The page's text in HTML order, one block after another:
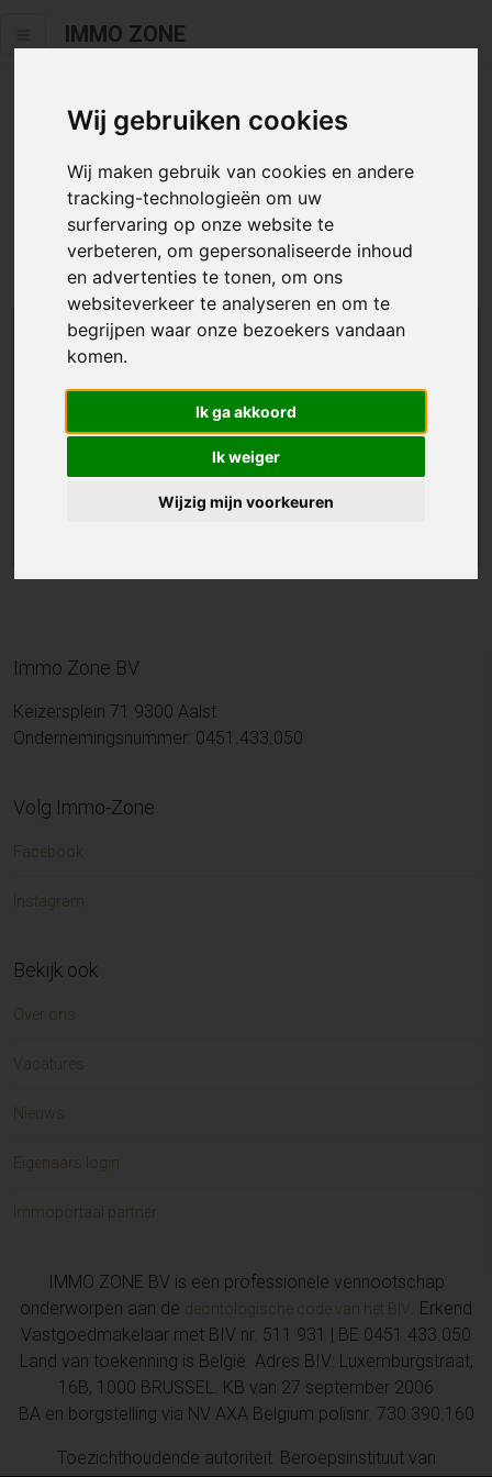
Wij gebruiken cookies
Wij maken gebruik van cookies en andere
tracking-technologieën om uw
surfervaring op onze website te
verbeteren, om gepersonaliseerde inhoud
en advertenties te tonen, om ons
websiteverkeer te analyseren en om te
begrijpen waar onze bezoekers vandaan
komen.
Ik ga akkoord
Ik weiger
Wijzig mijn voorkeuren
IMMO ZONE
Helaas staat dit zoekertje niet
meer online.
Neem zeker een kijkje in ons aanbod te koop
We helpen u graag zoeken
Maak hier een zoekprofiel aan en we houden u op
de hoogte van passend aanbod.
Immo Zone BV
Keizersplein 71 9300 Aalst
Ondernemingsnummer: 0451.433.050
Volg Immo-Zone
Facebook
Instagram
Bekijk ook
Over ons
Vacatures
Nieuws
Eigenaars login
Immoportaal partner
IMMO ZONE BV is een professionele vennootschap
onderworpen aan de deontologische code van het BIV. Erkend
Vastgoedmakelaar met BIV nr. 511 931 | BE 0451.433.050
Land van toekenning is België. Adres BIV: Luxemburgstraat,
16B, 1000 BRUSSEL. KB van 27 september 2006
BA en borgstelling via NV AXA Belgium polisnr. 730.390.160
Toezichthoudende autoriteit: Beroepsinstituut van